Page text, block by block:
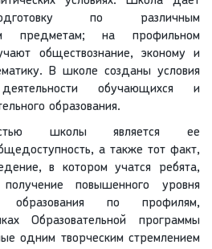
по различным
предметам; на профильном
обществознание, эконому и
В школе созданы условия
обучающихся и
образования.
школы является ее
а также тот факт,
в котором учатся ребята,
повышенного уровня
образования по профилям,
Образовательной программы
одним творческим стремлением